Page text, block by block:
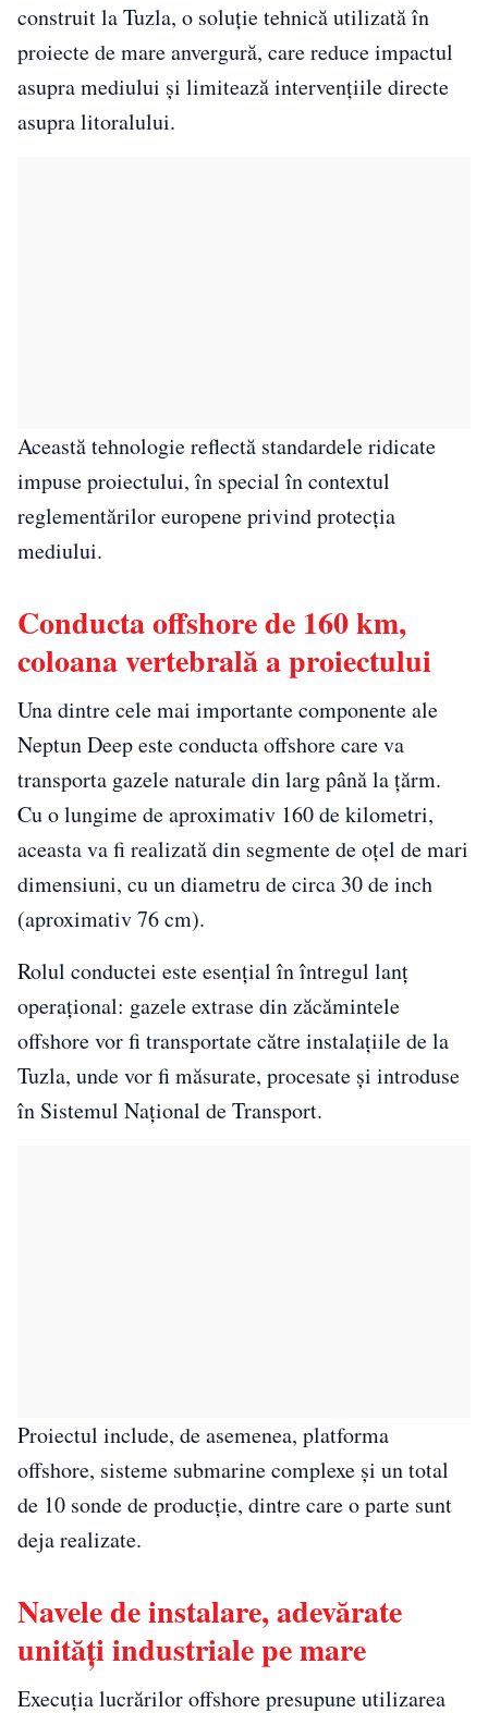
construit la Tuzla, o soluție tehnică utilizată în
proiecte de mare anvergură, care reduce impactul
asupra mediului și limitează intervențiile directe
asupra litoralului.
Această tehnologie reflectă standardele ridicate
impuse proiectului, în special în contextul
reglementărilor europene privind protecția
mediului.
Conducta offshore de 160 km,
coloana vertebrală a proiectului
Una dintre cele mai importante componente ale
Neptun Deep este conducta offshore care va
transporta gazele naturale din larg până la țărm.
Cu o lungime de aproximativ 160 de kilometri,
aceasta va fi realizată din segmente de oțel de mari
dimensiuni, cu un diametru de circa 30 de inch
(aproximativ 76 cm).
Rolul conductei este esențial în întregul lanț
operațional: gazele extrase din zăcămintele
offshore vor fi transportate către instalațiile de la
Tuzla, unde vor fi măsurate, procesate și introduse
în Sistemul Național de Transport.
Proiectul include, de asemenea, platforma
offshore, sisteme submarine complexe și un total
de 10 sonde de producție, dintre care o parte sunt
deja realizate.
Navele de instalare, adevărate
unități industriale pe mare
Execuția lucrărilor offshore presupune utilizarea